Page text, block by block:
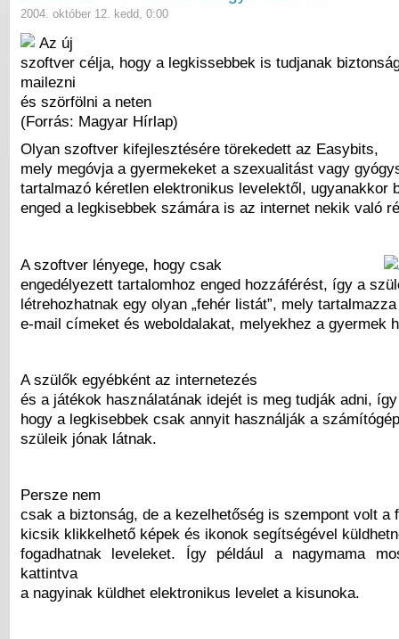
2004. október 12. kedd, 0:00
Az új
szoftver célja, hogy a legkissebbek is tudjanak
mailezni
és szörfölni a neten
(Forrás: Magyar Hírlap)
Olyan szoftver kifejlesztésére törekedett az Easybits,
mely megóvja a gyermekeket a szexualitást vagy
tartalmazó kéretlen elektronikus levelektől, ugyanakkor
enged a legkisebbek számára is az internet nekik való
A szoftver lényege, hogy csak
engedélyezett tartalomhoz enged hozzáférést, így a
létrehozhatnak egy olyan „fehér listát”, mely
e-mail címeket és weboldalakat, melyekhez a gyermek
A szülők egyébként az internetezés
és a játékok használatának idejét is meg tudják adni,
hogy a legkisebbek csak annyit használják a
szüleik jónak látnak.
Persze nem
csak a biztonság, de a kezelhetőség is szempont volt a
kicsik klikkelhető képek és ikonok segítségével
fogadhatnak leveleket. Így például a nagymama
kattintva
a nagyinak küldhet elektronikus levelet a kisunoka.